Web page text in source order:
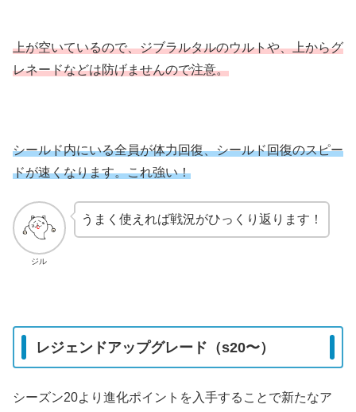
上が空いているので、ジブラルタルのウルトや、上からグ
レネードなどは防げませんので注意。
シールド内にいる全員が体力回復、シールド回復のスピー
ドが速くなります。これ強い！
ジル
うまく使えれば戦況がひっくり返ります！
レジェンドアップグレード（s20〜）
シーズン20より進化ポイントを入手することで新たなア